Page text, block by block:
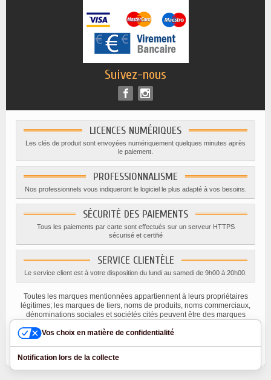
Suivez-nous
LICENCES NUMÉRIQUES
Les clés de produit sont envoyées numériquement quelques minutes après
le paiement.
PROFESSIONNALISME
Nos professionnels vous indiqueront le logiciel le plus adapté à vos besoins.
SÉCURITÉ DES PAIEMENTS
Tous les paiements par carte sont effectués sur un serveur HTTPS
sécurisé et certifié
SERVICE CLIENTÈLE
Le service client est à votre disposition du lundi au samedi de 9h00 à 20h00.
Toutes les marques mentionnées appartiennent à leurs propriétaires
légitimes; les marques de tiers, noms de produits, noms commerciaux,
dénominations sociales et sociétés cités peuvent être des marques
d'autres sociétés, et ont été utilisés à des fins explicatives uniquement,
dans l'intérêt de leur propriétaire, sans aucune intention de violer les
Vos choix en matière de confidentialité
Notification lors de la collecte